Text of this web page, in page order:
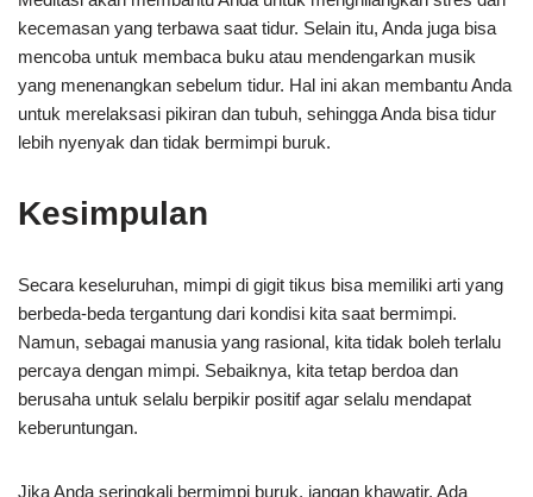
kecemasan yang terbawa saat tidur. Selain itu, Anda juga bisa
mencoba untuk membaca buku atau mendengarkan musik
yang menenangkan sebelum tidur. Hal ini akan membantu Anda
untuk merelaksasi pikiran dan tubuh, sehingga Anda bisa tidur
lebih nyenyak dan tidak bermimpi buruk.
Kesimpulan
Secara keseluruhan, mimpi di gigit tikus bisa memiliki arti yang
berbeda-beda tergantung dari kondisi kita saat bermimpi.
Namun, sebagai manusia yang rasional, kita tidak boleh terlalu
percaya dengan mimpi. Sebaiknya, kita tetap berdoa dan
berusaha untuk selalu berpikir positif agar selalu mendapat
keberuntungan.
Jika Anda seringkali bermimpi buruk, jangan khawatir. Ada